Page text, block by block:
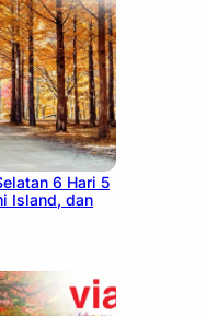
6 Hari 5
Island, dan